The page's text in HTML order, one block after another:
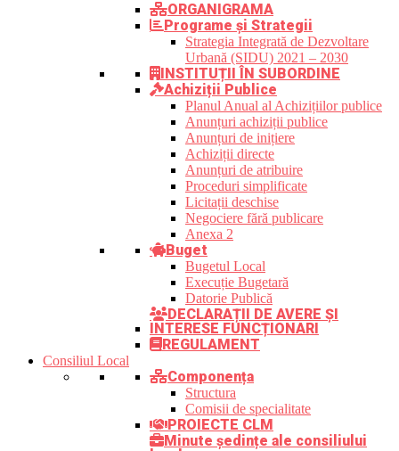
ORGANIGRAMA
Programe și Strategii
Strategia Integrată de Dezvoltare
Urbană (SIDU) 2021 – 2030
INSTITUȚII ÎN SUBORDINE
Achiziții Publice
Planul Anual al Achizițiilor publice
Anunțuri achiziții publice
Anunțuri de inițiere
Achiziții directe
Anunțuri de atribuire
Proceduri simplificate
Licitații deschise
Negociere fără publicare
Anexa 2
Buget
Bugetul Local
Execuție Bugetară
Datorie Publică
DECLARAȚII DE AVERE ȘI
INTERESE FUNCȚIONARI
REGULAMENT
Consiliul Local
Componența
Structura
Comisii de specialitate
PROIECTE CLM
Minute ședințe ale consiliului